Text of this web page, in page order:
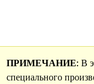
ПРИМЕЧАНИЕ: В
специального